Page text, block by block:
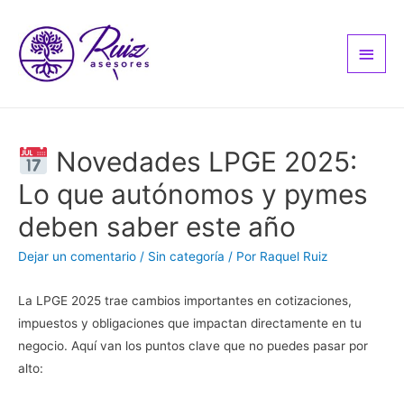
Menú
Novedades LPGE 2025:
Lo que autónomos y pymes
deben saber este año
Dejar un comentario / Sin categoría / Por Raquel Ruiz
La LPGE 2025 trae cambios importantes en cotizaciones,
impuestos y obligaciones que impactan directamente en tu
negocio. Aquí van los puntos clave que no puedes pasar por
alto: